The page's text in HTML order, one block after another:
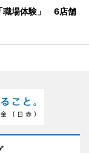
職場体験」 6店舗